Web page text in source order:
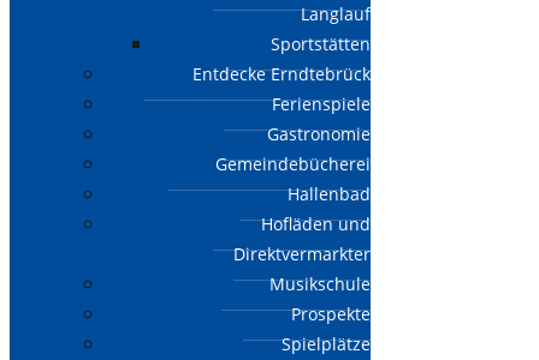
Langlauf
Sportstätten
Entdecke Erndtebrück
Ferienspiele
Gastronomie
Gemeindebücherei
Hallenbad
Hofläden und
Direktvermarkter
Musikschule
Prospekte
Spielplätze